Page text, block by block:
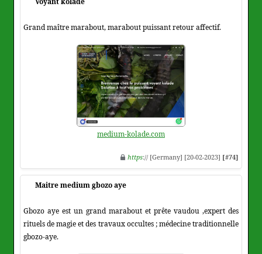
Grand maître marabout, marabout puissant retour affectif.
medium-kolade.com
https:// [Germany] [20-02-2023] [#74]
Maitre medium gbozo aye
Gbozo aye est un grand marabout et prête vaudou ,expert des
rituels de magie et des travaux occultes ; médecine traditionnelle
gbozo-aye.